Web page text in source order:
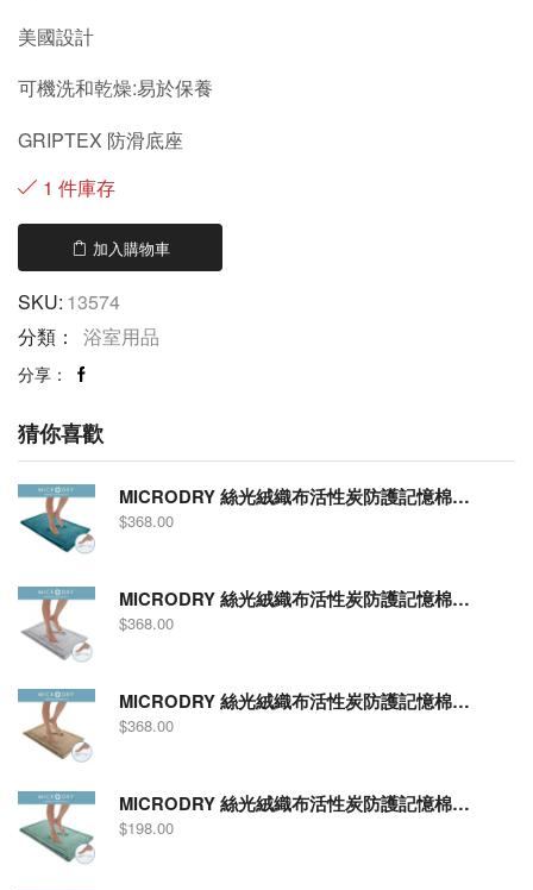
美國設計
可機洗和乾燥:易於保養
GRIPTEX 防滑底座
1 件庫存
加入購物車
SKU: 13574
分類：
浴室用品
分享：
猜你喜歡
MICRODRY 絲光絨織布活性炭防護記憶棉吸水防滑浴室地墊 - 框紋型 (21" X 34") 鴨子綠色 11729
$368.00
MICRODRY 絲光絨織布活性炭防護記憶棉吸水防滑浴室地墊 - 框紋型 (21" X 34") 淺灰色 12267
$368.00
MICRODRY 絲光絨織布活性炭防護記憶棉吸水防滑浴室地墊 - 框紋型 (21" X 34") 亞麻色 12265
$368.00
MICRODRY 絲光絨織布活性炭防護記憶棉吸水防滑浴室地墊(17"X24") 湖水藍色- 框紋型 12264
$198.00